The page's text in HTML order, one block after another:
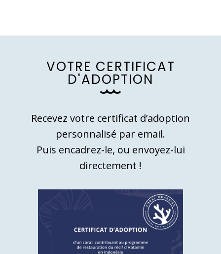
VOTRE CERTIFICAT
D'ADOPTION
Recevez votre certificat d’adoption
personnalisé par email.
Puis encadrez-le, ou envoyez-lui
directement !